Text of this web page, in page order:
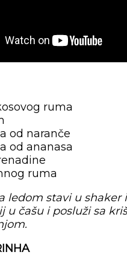
ruma
od naranče
od ananasa
ruma
ledom stavi u shaker
u čašu i posluži sa